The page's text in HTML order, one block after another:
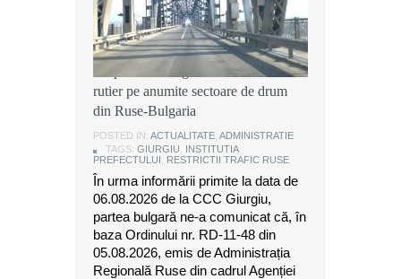
Instituția Prefectului: Măsuri
temporare de organizare a traficului
rutier pe anumite sectoare de drum
din Ruse-Bulgaria
POSTED IN: ACTUALITATE ADMINISTRATIE
TAGS: GIURGIU
INSTITUTIA
PREFECTULUI
RESTRICTII TRAFIC RUSE
În urma informării primite la data de
06.08.2026 de la CCC Giurgiu,
partea bulgară ne-a comunicat că, în
baza Ordinului nr. RD-11-48 din
05.08.2026, emis de Administrația
Regională Ruse din cadrul Agenției